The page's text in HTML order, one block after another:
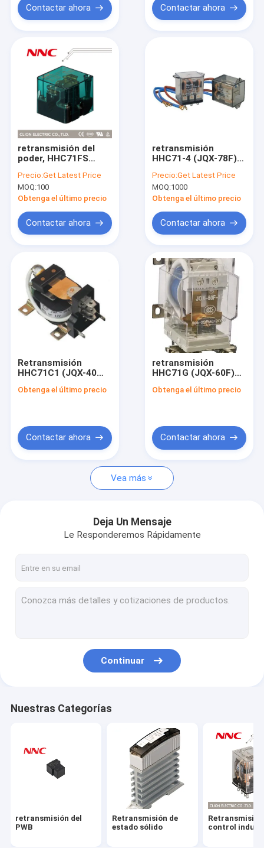
Productos
Sobre nosotros
Visita a la fábrica
Todos los casos
Solicitar una cotización
Retransmisión de estado sólido
Retransmisión de control industrial
Interruptor de límite
El sensor
Retransmisión del tiempo
Contactar ahora Contactar ahora
retransmisión del
poder, HHC71FS
Precio:Get Latest Price
MOQ:100
Obtenga el último precio
Contactar ahora
retransmisión
HHC71-4 (JQX-78F)
Precio:Get Latest Price
MOQ:1000
Obtenga el último precio
Contactar ahora
Retransmisión
HHC71C1 (JQX-40
Obtenga el último precio
Contactar ahora
retransmisión
HHC71G (JQX-60F)
Obtenga el último precio
Contactar ahora
Vea más
Deja Un Mensaje
Le Responderemos Rápidamente
Continuar
Nuestras Categorías
retransmisión del
PWB
Retransmisión de
estado sólido
Retransmisión
control